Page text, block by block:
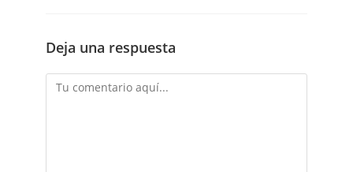
Deja una respuesta